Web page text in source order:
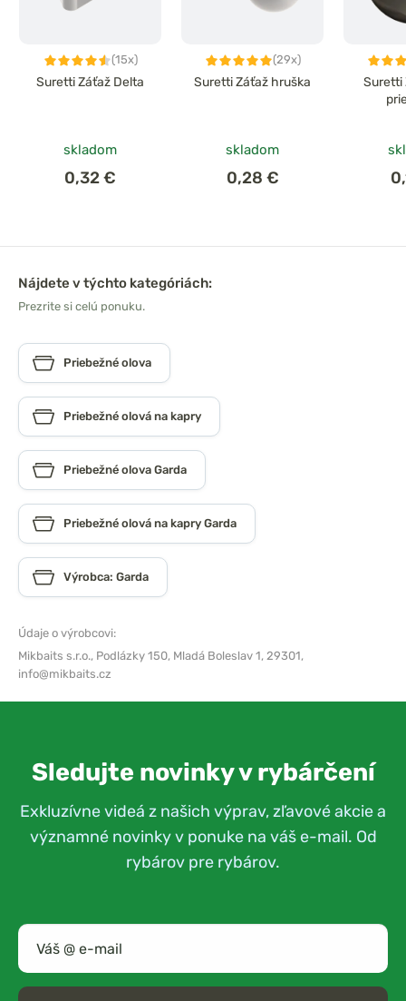
(15x)
Suretti Záťaž Delta
skladom
0,32 €
(29x)
Suretti Záťaž hruška
skladom
0,28 €
Suretti
Nájdete v týchto kategóriách:
Prezrite si celú ponuku.
Priebežné olova
Priebežné olová na kapry
Priebežné olova Garda
Priebežné olová na kapry Garda
Výrobca: Garda
Údaje o výrobcovi:
Mikbaits s.r.o., Podlázky 150, Mladá Boleslav 1, 29301,
info@mikbaits.cz
Sledujte novinky v rybárčení
Exkluzívne videá z našich výprav, zľavové akcie a
významné novinky v ponuke na váš e-mail. Od
rybárov pre rybárov.